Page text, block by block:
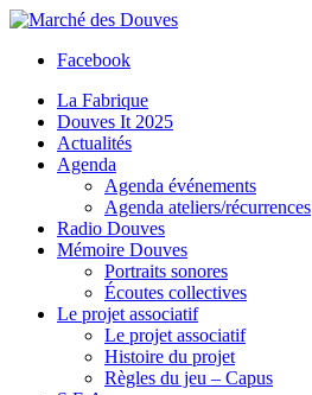
Facebook
La Fabrique
Douves It 2025
Actualités
Agenda
Agenda événements
Agenda ateliers/récurrences
Radio Douves
Mémoire Douves
Portraits sonores
Écoutes collectives
Le projet associatif
Le projet associatif
Histoire du projet
Règles du jeu – Capus